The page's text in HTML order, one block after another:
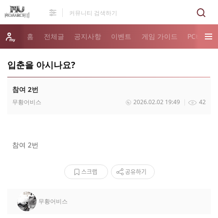
홈 전체글 공지사항 이벤트 게임 가이드 PC버전
입춘을 아시나요?
참여 2번
무황어비스 42
2026.02.02 19:49
참여 2번
스크랩 공유하기
무황어비스